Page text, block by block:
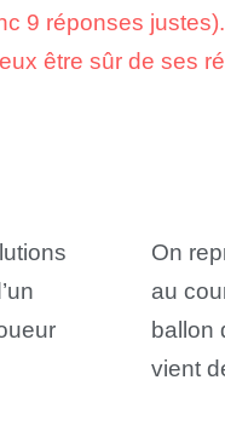
9 réponses justes).
être sûr de ses
On
au
ballon
vient